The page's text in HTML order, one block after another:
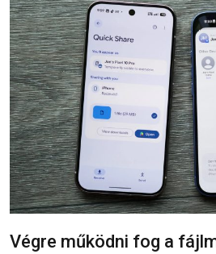
Végre működni fog a